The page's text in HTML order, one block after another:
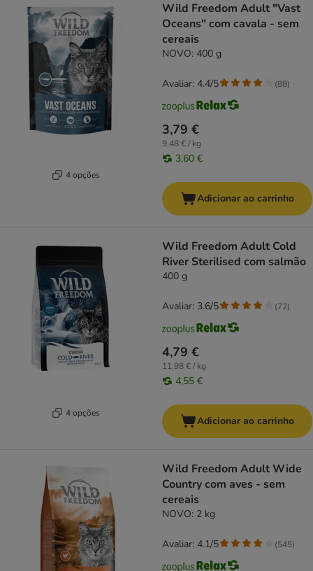
4 opções
Wild Freedom Adult "Vast
Oceans" com cavala - sem
cereais
NOVO: 400 g
3,79 €
9,48 € / kg
3,60 €
Avaliar: 4.4/5 (88)
Adicionar ao carrinho
4 opções
Wild Freedom Adult Cold
River Sterilised com salmão
400 g
4,79 €
11,98 € / kg
4,55 €
Avaliar: 3.6/5 (72)
Adicionar ao carrinho
Wild Freedom Adult Wide
Country com aves - sem
cereais
NOVO: 2 kg
Avaliar: 4.1/5 (545)